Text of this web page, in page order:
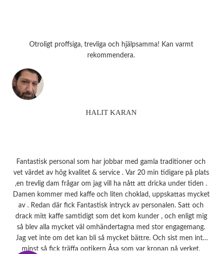
Otroligt proffsiga, trevliga och hjälpsamma! Kan varmt
rekommendera.
HALIT KARAN
Fantastisk personal som har jobbar med gamla traditioner och
vet värdet av hög kvalitet & service . Var 20 min tidigare på plats
,en trevlig dam frågar om jag vill ha nått att dricka under tiden .
Damen kommer med kaffe och liten choklad, uppskattas mycket
av . Redan där fick Fantastisk intryck av personalen. Satt och
drack mitt kaffe samtidigt som det kom kunder , och enligt mig
så blev alla mycket väl omhändertagna med stor engagemang.
Jag vet inte om det kan bli så mycket bättre. Och sist men inte
minst så fick träffa optikern Åsa som var kronan på verket.